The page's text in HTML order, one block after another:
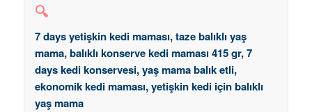
🔍
7 days yetişkin kedi maması, taze balıklı yaş
mama, balıklı konserve kedi maması 415 gr, 7
days kedi konservesi, yaş mama balık etli,
ekonomik kedi maması, yetişkin kedi için balıklı
yaş mama